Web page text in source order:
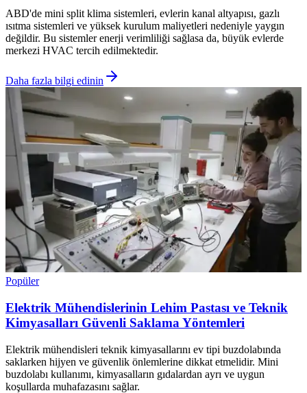
ABD'de mini split klima sistemleri, evlerin kanal altyapısı, gazlı
ısıtma sistemleri ve yüksek kurulum maliyetleri nedeniyle yaygın
değildir. Bu sistemler enerji verimliliği sağlasa da, büyük evlerde
merkezi HVAC tercih edilmektedir.
Daha fazla bilgi edinin
Popüler
Elektrik Mühendislerinin Lehim Pastası ve Teknik
Kimyasalları Güvenli Saklama Yöntemleri
Elektrik mühendisleri teknik kimyasallarını ev tipi buzdolabında
saklarken hijyen ve güvenlik önlemlerine dikkat etmelidir. Mini
buzdolabı kullanımı, kimyasalların gıdalardan ayrı ve uygun
koşullarda muhafazasını sağlar.